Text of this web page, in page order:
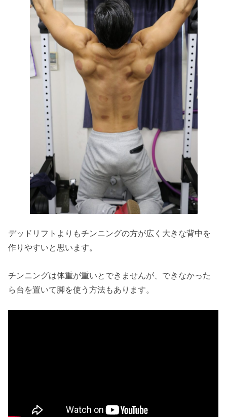
デッドリフトよりもチンニングの方が広く大きな背中を
作りやすいと思います。
チンニングは体重が重いとできませんが、できなかった
ら台を置いて脚を使う方法もあります。